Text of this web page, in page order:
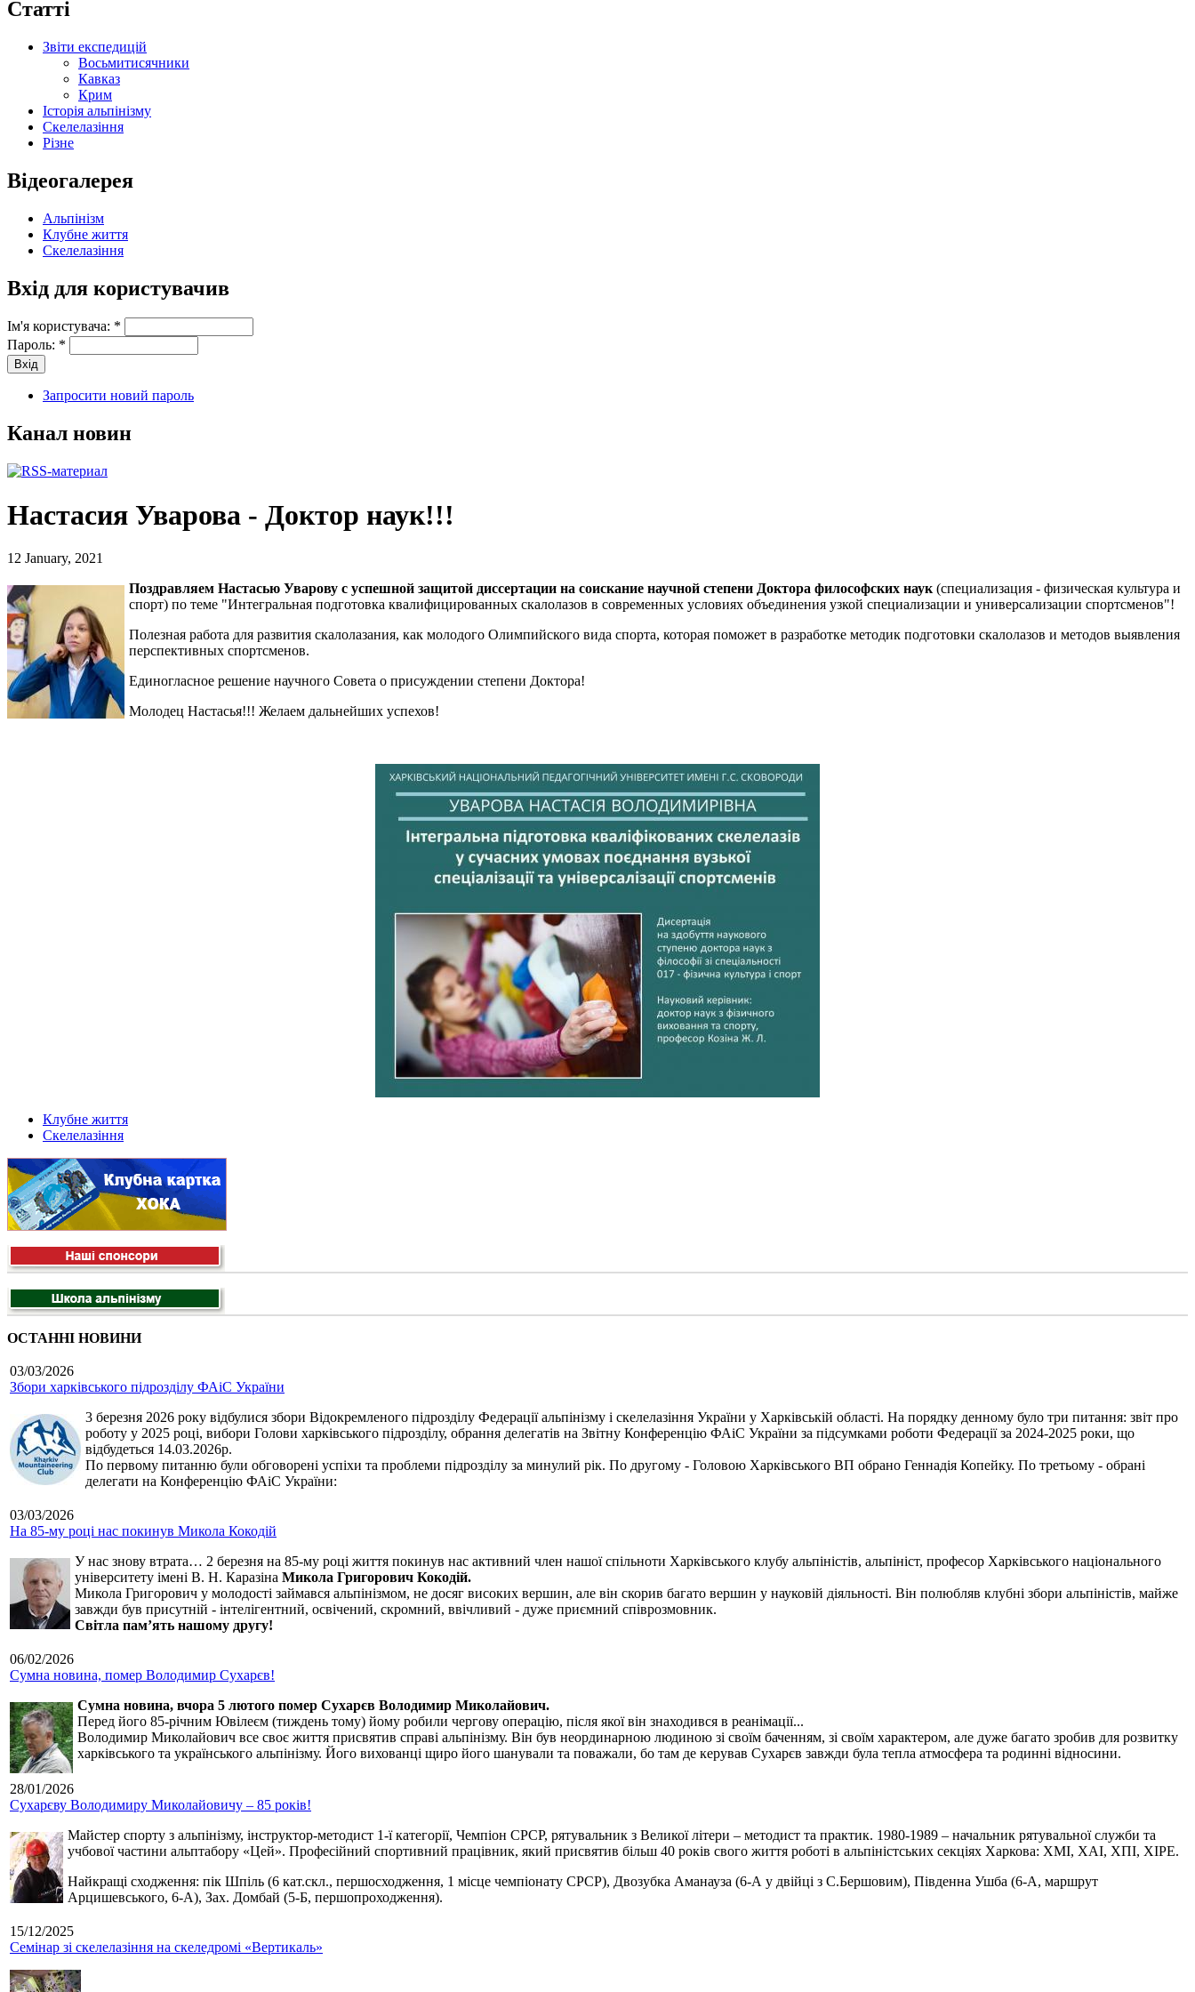
Статті
Звіти експедицій
Восьмитисячники
Кавказ
Крим
Історія альпінізму
Скелелазіння
Різне
Відеогалерея
Альпінізм
Клубне життя
Скелелазіння
Вхід для користувачив
Ім'я користувача: *
Пароль: *
Запросити новий пароль
Канал новин
Настасия Уварова - Доктор наук!!!
12 January, 2021
Поздравляем Настасью Уварову с успешной защитой диссертации на соискание научной степени Доктора философских наук (специализация - физическая культура и
спорт) по теме "Интегральная подготовка квалифицированных скалолазов в современных условиях объединения узкой специализации и универсализации спортсменов"!
Полезная работа для развития скалолазания, как молодого Олимпийского вида спорта, которая поможет в разработке методик подготовки скалолазов и методов выявления
перспективных спортсменов.
Единогласное решение научного Совета о присуждении степени Доктора!
Молодец Настасья!!! Желаем дальнейших успехов!
Клубне життя
Скелелазіння
ОСТАННІ НОВИНИ
03/03/2026
Збори харківського підрозділу ФАіС України
3 березня 2026 року відбулися збори Відокремленого підрозділу Федерації альпінізму і скелелазіння України у Харківській області. На порядку денному було три питання: звіт про
роботу у 2025 році, вибори Голови харківського підрозділу, обрання делегатів на Звітну Конференцію ФАіС України за підсумками роботи Федерації за 2024-2025 роки, що
відбудеться 14.03.2026р.
По первому питанню були обговорені успіхи та проблеми підрозділу за минулий рік. По другому - Головою Харківського ВП обрано Геннадія Копейку. По третьому - обрані
делегати на Конференцію ФАіС України:
03/03/2026
На 85-му році нас покинув Микола Кокодій
У нас знову втрата… 2 березня на 85-му році життя покинув нас активний член нашої спільноти Харківського клубу альпіністів, альпініст, професор Харківського національного
університету імені В. Н. Каразіна Микола Григорович Кокодій.
Микола Григорович у молодості займався альпінізмом, не досяг високих вершин, але він скорив багато вершин у науковій діяльності. Він полюбляв клубні збори альпіністів, майже
завжди був присутній - інтелігентний, освічений, скромний, ввічливий - дуже приємний співрозмовник.
Світла пам’ять нашому другу!
06/02/2026
Сумна новина, помер Володимир Сухарєв!
Сумна новина, вчора 5 лютого помер Сухарєв Володимир Миколайович.
Перед його 85-річним Ювілеєм (тиждень тому) йому робили чергову операцію, після якої він знаходився в реанімації...
Володимир Миколайович все своє життя присвятив справі альпінізму. Він був неординарною людиною зі своїм баченням, зі своїм характером, але дуже багато зробив для розвитку
харківського та українського альпінізму. Його вихованці щиро його шанували та поважали, бо там де керував Сухарєв завжди була тепла атмосфера та родинні відносини.
28/01/2026
Сухарєву Володимиру Миколайовичу – 85 років!
Майстер спорту з альпінізму, інструктор-методист 1-ї категорії, Чемпіон СРСР, рятувальник з Великої літери – методист та практик. 1980-1989 – начальник рятувальної служби та
учбової частини альптабору «Цей». Професійний спортивний працівник, який присвятив більш 40 років свого життя роботі в альпіністських секціях Харкова: ХМІ, ХАІ, ХПІ, ХІРЕ.
Найкращі сходження: пік Шпіль (6 кат.скл., першосходження, 1 місце чемпіонату СРСР), Двозубка Аманауза (6-А у двійці з С.Бершовим), Південна Ушба (6-А, маршрут
Арцишевського, 6-А), Зах. Домбай (5-Б, першопроходження).
15/12/2025
Семінар зі скелелазіння на скеледромі «Вертикаль»